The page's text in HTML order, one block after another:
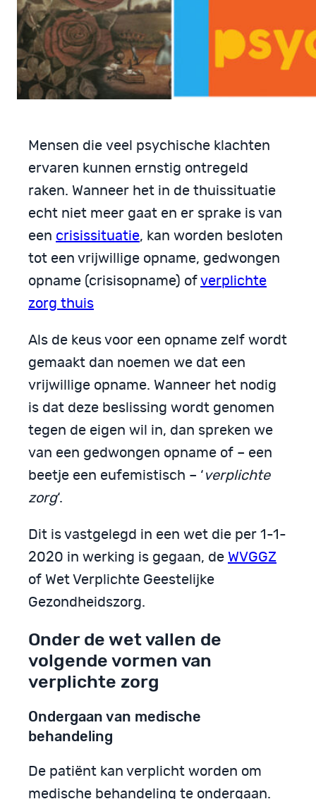
Mensen die veel psychische klachten
ervaren kunnen ernstig ontregeld
raken. Wanneer het in de thuissituatie
echt niet meer gaat en er sprake is van
een crisissituatie, kan worden besloten
tot een vrijwillige opname, gedwongen
opname (crisisopname) of verplichte
zorg thuis
Als de keus voor een opname zelf wordt
gemaakt dan noemen we dat een
vrijwillige opname. Wanneer het nodig
is dat deze beslissing wordt genomen
tegen de eigen wil in, dan spreken we
van een gedwongen opname of – een
beetje een eufemistisch – ‘ verplichte
zorg‘.
Dit is vastgelegd in een wet die per 1-1-
2020 in werking is gegaan, de WVGGZ
of Wet Verplichte Geestelijke
Gezondheidszorg.
Onder de wet vallen de
volgende vormen van
verplichte zorg
Ondergaan van medische
behandeling
De patiënt kan verplicht worden om
medische behandeling te ondergaan.